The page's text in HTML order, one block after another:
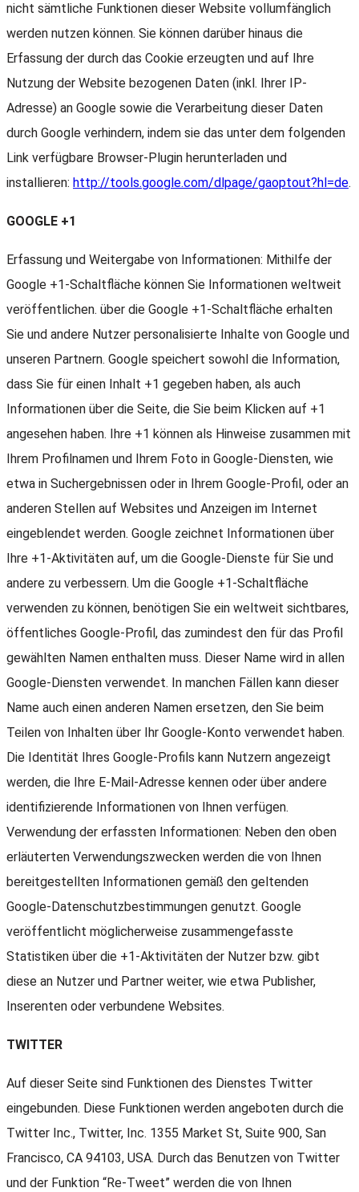
nicht sämtliche Funktionen dieser Website vollumfänglich
werden nutzen können. Sie können darüber hinaus die
Erfassung der durch das Cookie erzeugten und auf Ihre
Nutzung der Website bezogenen Daten (inkl. Ihrer IP-
Adresse) an Google sowie die Verarbeitung dieser Daten
durch Google verhindern, indem sie das unter dem folgenden
Link verfügbare Browser-Plugin herunterladen und
installieren: http://tools.google.com/dlpage/gaoptout?hl=de.
GOOGLE +1
Erfassung und Weitergabe von Informationen: Mithilfe der
Google +1-Schaltfläche können Sie Informationen weltweit
veröffentlichen. über die Google +1-Schaltfläche erhalten
Sie und andere Nutzer personalisierte Inhalte von Google und
unseren Partnern. Google speichert sowohl die Information,
dass Sie für einen Inhalt +1 gegeben haben, als auch
Informationen über die Seite, die Sie beim Klicken auf +1
angesehen haben. Ihre +1 können als Hinweise zusammen mit
Ihrem Profilnamen und Ihrem Foto in Google-Diensten, wie
etwa in Suchergebnissen oder in Ihrem Google-Profil, oder an
anderen Stellen auf Websites und Anzeigen im Internet
eingeblendet werden. Google zeichnet Informationen über
Ihre +1-Aktivitäten auf, um die Google-Dienste für Sie und
andere zu verbessern. Um die Google +1-Schaltfläche
verwenden zu können, benötigen Sie ein weltweit sichtbares,
öffentliches Google-Profil, das zumindest den für das Profil
gewählten Namen enthalten muss. Dieser Name wird in allen
Google-Diensten verwendet. In manchen Fällen kann dieser
Name auch einen anderen Namen ersetzen, den Sie beim
Teilen von Inhalten über Ihr Google-Konto verwendet haben.
Die Identität Ihres Google-Profils kann Nutzern angezeigt
werden, die Ihre E-Mail-Adresse kennen oder über andere
identifizierende Informationen von Ihnen verfügen.
Verwendung der erfassten Informationen: Neben den oben
erläuterten Verwendungszwecken werden die von Ihnen
bereitgestellten Informationen gemäß den geltenden
Google-Datenschutzbestimmungen genutzt. Google
veröffentlicht möglicherweise zusammengefasste
Statistiken über die +1-Aktivitäten der Nutzer bzw. gibt
diese an Nutzer und Partner weiter, wie etwa Publisher,
Inserenten oder verbundene Websites.
TWITTER
Auf dieser Seite sind Funktionen des Dienstes Twitter
eingebunden. Diese Funktionen werden angeboten durch die
Twitter Inc., Twitter, Inc. 1355 Market St, Suite 900, San
Francisco, CA 94103, USA. Durch das Benutzen von Twitter
und der Funktion “Re-Tweet” werden die von Ihnen